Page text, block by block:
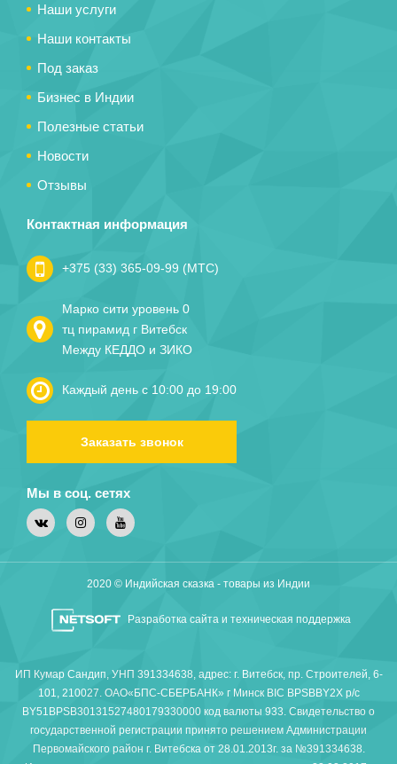
Наши услуги
Наши контакты
Под заказ
Бизнес в Индии
Полезные статьи
Новости
Отзывы
Контактная информация
+375 (33) 365-09-99 (МТС)
Марко сити уровень 0
тц пирамид г Витебск
Между КЕДДО и ЗИКО
Каждый день с 10:00 до 19:00
Заказать звонок
Мы в соц. сетях
Разработка сайта и техническая поддержка
2020 © Индийская сказка - товары из Индии
ИП Кумар Сандип, УНП 391334638, адрес: г. Витебск, пр. Строителей, 6-
101, 210027. ОАО«БПС-СБЕРБАНК» г Минск BIC BPSBBY2X р/с
BY51BPSB30131527480179330000 код валюты 933. Свидетельство о
государственной регистрации принято решением Администрации
Первомайского район г. Витебска от 28.01.2013г. за №391334638.